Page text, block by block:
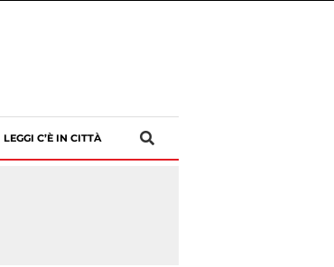
LEGGI C’È IN CITTÀ